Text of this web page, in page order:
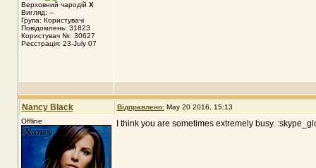
Верховний чародій X
Вигляд: --
Група: Користувачі
Повідомлень: 31823
Користувач №: 30627
Реєстрація: 23-July 07
Nancy Black Відправлено: May 20 2016, 15:13
Offline
I think you are sometimes extremely busy.